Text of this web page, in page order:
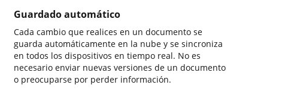
Guardado automático
Cada cambio que realices en un documento se
guarda automáticamente en la nube y se sincroniza
en todos los dispositivos en tiempo real. No es
necesario enviar nuevas versiones de un documento
o preocuparse por perder información.